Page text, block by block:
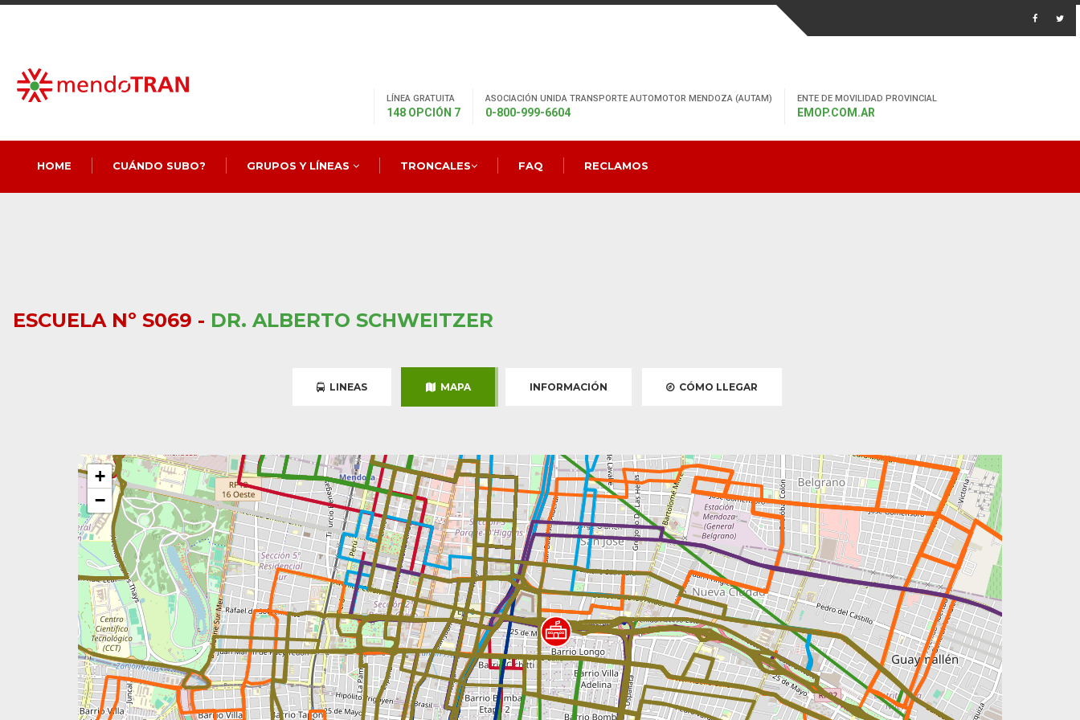
LÍNEA GRATUITA
148 OPCIÓN 7
ASOCIACIÓN UNIDA TRANSPORTE AUTOMOTOR MENDOZA (AUTAM)
0-800-999-6604
ENTE DE MOVILIDAD PROVINCIAL
EMOP.COM.AR
HOME CUÁNDO SUBO? GRUPOS Y LÍNEAS TRONCALES FAQ RECLAMOS
ESCUELA Nº S069 - DR. ALBERTO SCHWEITZER
LINEAS MAPA INFORMACIÓN CÓMO LLEGAR
+
−